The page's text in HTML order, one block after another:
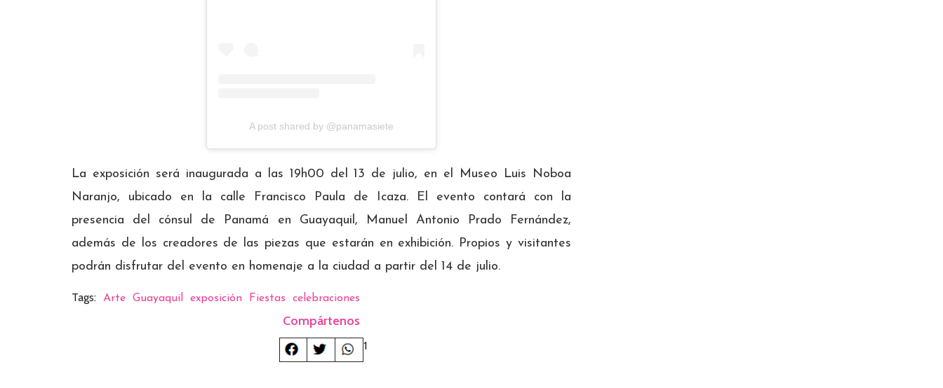
A post shared by @panamasiete
La exposición será inaugurada a las 19h00 del 13 de julio, en el Museo Luis Noboa
Naranjo, ubicado en la calle Francisco Paula de Icaza. El evento contará con la
presencia del cónsul de Panamá en Guayaquil, Manuel Antonio Prado Fernández,
además de los creadores de las piezas que estarán en exhibición. Propios y visitantes
podrán disfrutar del evento en homenaje a la ciudad a partir del 14 de julio.
Tags: Arte Guayaquil exposición Fiestas celebraciones
Compártenos
1